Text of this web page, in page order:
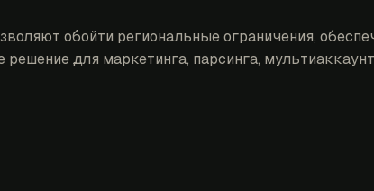
обойти региональные ограничения,
для маркетинга, парсинга,